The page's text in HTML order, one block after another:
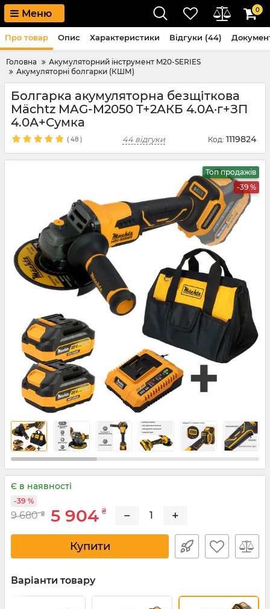
Меню 0
Головна
Акумуляторний інструмент M20-SERIES
Акумуляторні болгарки (КШМ)
Болгарка акумуляторна безщіткова
Mächtz MAG-M2050 T+2АКБ 4.0А·г+ЗП
4.0А+Сумка
( 48 ) 44 відгуки Код: 1119824
Топ продажів
-39 %
Є в наявності
Варіанти товару
9 680 ₴ 5 904 ₴
-39 %
− +
Купити
Про товар Опис Характеристики Відгуки (44)